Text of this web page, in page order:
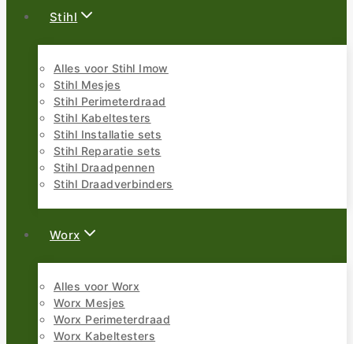
Stihl
Alles voor Stihl Imow
Stihl Mesjes
Stihl Perimeterdraad
Stihl Kabeltesters
Stihl Installatie sets
Stihl Reparatie sets
Stihl Draadpennen
Stihl Draadverbinders
Worx
Alles voor Worx
Worx Mesjes
Worx Perimeterdraad
Worx Kabeltesters